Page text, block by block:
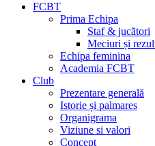
FCBT
Prima Echipa
Staf & jucători
Meciuri și
Echipa feminina
Academia FCBT
Club
Prezentare generală
Istorie și palmares
Organigrama
Viziune si valori
Concept